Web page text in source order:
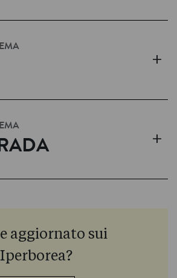
+
+
aggiornato sui